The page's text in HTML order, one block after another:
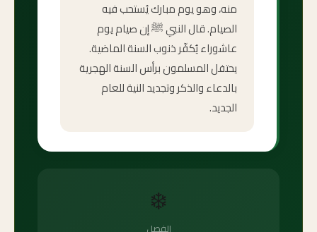
منه، وهو يوم مبارك يُستحب فيه
الصيام. قال النبي ﷺ إن صيام يوم
عاشوراء يُكفّر ذنوب السنة الماضية.
يحتفل المسلمون برأس السنة الهجرية
بالدعاء والذكر وتجديد النية للعام
الجديد.
❄️
الفصل